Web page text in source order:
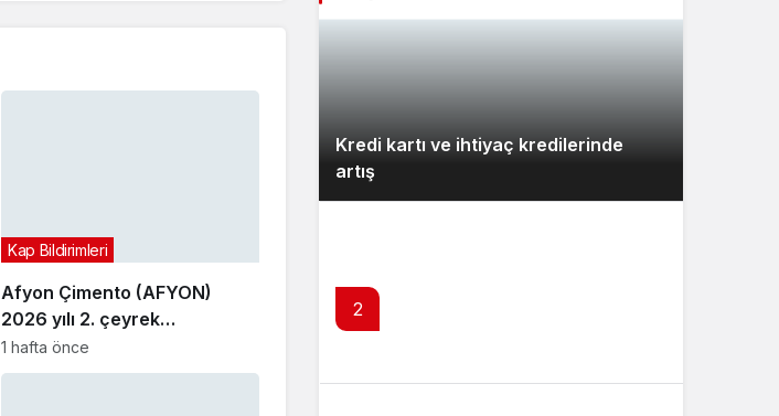
Afyon Çimento (AFYON)
2026 yılı 2. çeyrek
bilançosunu açıkladı
Kap Bildirimleri
1 hafta önce
Kredi kartı ve ihtiyaç kredilerinde
artış
2